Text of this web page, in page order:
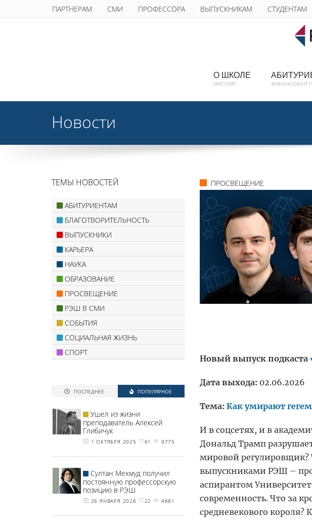
ПАРТНЕРАМ СМИ ПРОФЕССОРА ВЫПУСКНИКАМ СТУДЕНТАМ
О ШКОЛЕ
МИССИЯ ФИНАНСОВАЯ
Новости
ПРОСВЕЩЕНИЕ
Новый выпуск подкаста
Дата выхода: 02.06.2026
Тема: Как умирают
И в соцсетях, и в
Дональд Трамп
мировой регулировщик?
выпускниками РЭШ –
аспирантом
современность. Что за
средневекового
ТЕМЫ НОВОСТЕЙ
АБИТУРИЕНТАМ
БЛАГОТВОРИТЕЛЬНОСТЬ
ВЫПУСКНИКИ
КАРЬЕРА
НАУКА
ОБРАЗОВАНИЕ
ПРОСВЕЩЕНИЕ
РЭШ В СМИ
СОБЫТИЯ
СОЦИАЛЬНАЯ ЖИЗНЬ
СПОРТ
ПОСЛЕДНЕЕ ПОПУЛЯРНОЕ
Ушел из жизни
преподаватель Алексей
Глибичук
1 ОКТЯБРЯ 2025 61 9775
Султан Мехмуд получил
постоянную профессорскую
позицию в РЭШ
26 ЯНВАРЯ 2026 22 4681